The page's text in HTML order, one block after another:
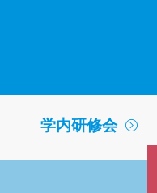
学内研修会